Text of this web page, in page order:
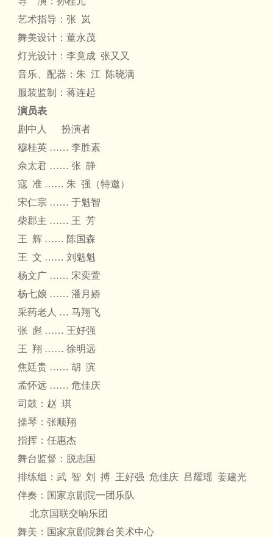
艺术指导：张 岚
舞美设计：董永茂
灯光设计：李竟成 张又又
音乐、配器：朱 江 陈晓满
服装监制：蒋连起
演员表
剧中人 扮演者
穆桂英 …… 李胜素
佘太君 …… 张 静
寇 准 …… 朱 强（特邀）
宋仁宗 …… 于魁智
柴郡主 …… 王 芳
王 辉 …… 陈国森
王 文 …… 刘魁魁
杨文广 …… 宋奕萱
杨七娘 …… 潘月娇
采药老人 … 马翔飞
张 彪 …… 王好强
王 翔 …… 徐明远
焦廷贵 …… 胡 滨
孟怀远 …… 危佳庆
司鼓：赵 琪
操琴：张顺翔
指挥：任惠杰
舞台监督：脱志国
排练组：武 智 刘 搏 王好强 危佳庆 吕耀瑶 姜建光
伴奏：国家京剧院一团乐队
北京国联交响乐团
舞美：国家京剧院舞台美术中心